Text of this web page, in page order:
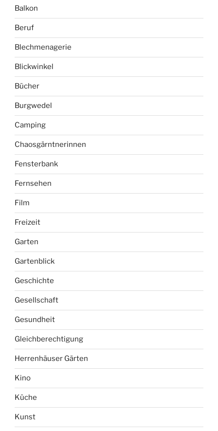
Balkon
Beruf
Blechmenagerie
Blickwinkel
Bücher
Burgwedel
Camping
Chaosgärntnerinnen
Fensterbank
Fernsehen
Film
Freizeit
Garten
Gartenblick
Geschichte
Gesellschaft
Gesundheit
Gleichberechtigung
Herrenhäuser Gärten
Kino
Küche
Kunst